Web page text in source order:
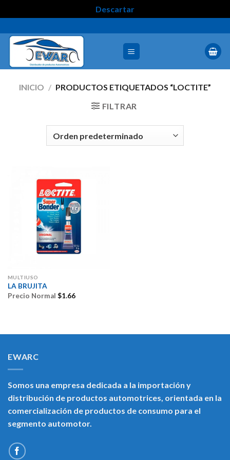
Descartar
INICIO / PRODUCTOS ETIQUETADOS “LOCTITE”
FILTRAR
MULTIUSO
LA BRUJITA
Precio Normal $1.66
EWARC
Somos una empresa dedicada a la importación y
distribución de productos automotrices, orientada en la
comercialización de productos de consumo para el
segmento automotor.